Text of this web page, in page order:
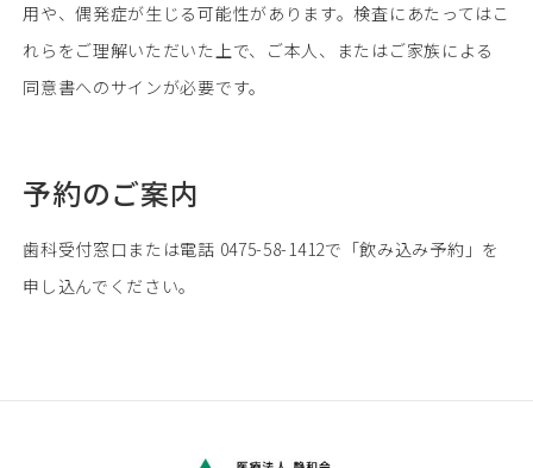
用や、偶発症が生じる可能性があります。検査にあたってはこ
れらをご理解いただいた上で、ご本人、またはご家族による
同意書へのサインが必要です。
予約のご案内
歯科受付窓口または電話 0475-58-1412で「飲み込み予約」を
申し込んでください。